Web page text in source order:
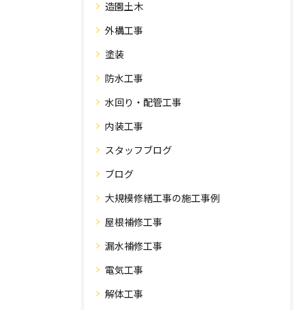
造園土木
外構工事
塗装
防水工事
水回り・配管工事
内装工事
スタッフブログ
ブログ
大規模修繕工事の施工事例
屋根補修工事
漏水補修工事
電気工事
解体工事